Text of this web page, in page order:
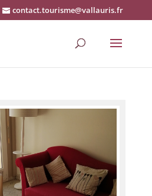
contact.tourisme@vallauris.fr